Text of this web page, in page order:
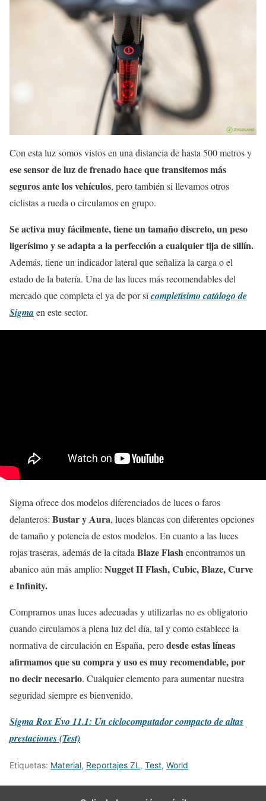
Con esta luz somos vistos en una distancia de hasta 500 metros y
ese sensor de luz de frenado hace que transitemos más
seguros ante los vehículos, pero también si llevamos otros
ciclistas a rueda o circulamos en grupo.
Se activa muy fácilmente, tiene un tamaño discreto, un peso
ligerísimo y se adapta a la perfección a cualquier tija de sillín.
Además, tiene un indicador lateral que señaliza la carga o el
estado de la batería. Una de las luces más recomendables del
mercado que completa el ya de por sícompletísimo catálogo de
Sigmaen este sector.
Sigma ofrece dos modelos diferenciados de luces o faros
delanteros: Bustar y Aura, luces blancas con diferentes opciones
de tamaño y potencia de estos modelos. En cuanto a las luces
rojas traseras, además de la citada Blaze Flashencontramos un
abanico aún más amplio: Nugget II Flash, Cubic, Blaze, Curve
e Infinity.
Comprarnos unas luces adecuadas y utilizarlas no es obligatorio
cuando circulamos a plena luz del día, tal y como establece la
normativa de circulación en España, perodesde estas líneas
afirmamos que su compra y uso es muy recomendable, por
no decir necesario. Cualquier elemento para aumentar nuestra
seguridad siempre es bienvenido.
Sigma Rox Evo 11.1: Un ciclocomputador compacto de altas
prestaciones (Test)
Etiquetas: Material, Reportajes ZL , Test, World